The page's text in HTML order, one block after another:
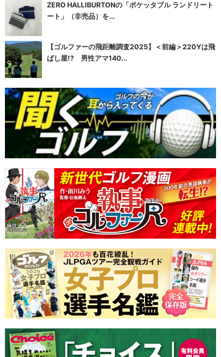
ZERO HALLIBURTONの「ポケッタブル ランドリート
ート」（非売品）を...
【ゴルファーの飛距離調査2025】＜前編＞220Yは飛
ばし屋!? 男性アマ140...